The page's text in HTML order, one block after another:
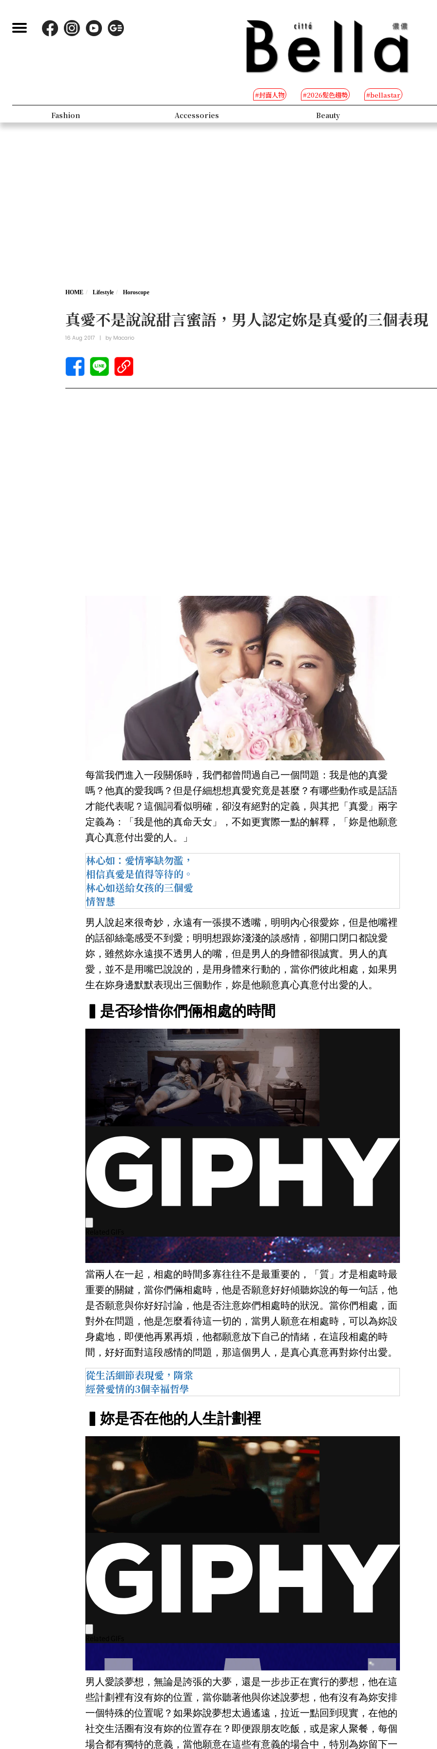
#封面人物 #2026髮色趨勢 #bellastar
Fashion Accessories Beauty
HOME Lifestyle Horoscope
真愛不是說說甜言蜜語，男人認定妳是真愛的三個表現
16 Aug 2017 | by Macario
每當我們進入一段關係時，我們都曾問過自己一個問題：我是他的真愛
嗎？他真的愛我嗎？但是仔細想想真愛究竟是甚麼？有哪些動作或是話語
才能代表呢？這個詞看似明確，卻沒有絕對的定義，與其把「真愛」兩字
定義為：「我是他的真命天女」，不如更實際一點的解釋，「妳是他願意
真心真意付出愛的人。」
林心如：愛情寧缺勿濫，
相信真愛是值得等待的。
林心如送給女孩的三個愛
情智慧
男人說起來很奇妙，永遠有一張摸不透嘴，明明內心很愛妳，但是他嘴裡
的話卻絲毫感受不到愛；明明想跟妳淺淺的談感情，卻開口閉口都說愛
妳，雖然妳永遠摸不透男人的嘴，但是男人的身體卻很誠實。男人的真
愛，並不是用嘴巴說說的，是用身體來行動的，當你們彼此相處，如果男
生在妳身邊默默表現出三個動作，妳是他願意真心真意付出愛的人。
▍是否珍惜你們倆相處的時間
當兩人在一起，相處的時間多寡往往不是最重要的，「質」才是相處時最
重要的關鍵，當你們倆相處時，他是否願意好好傾聽妳說的每一句話，他
是否願意與你好好討論，他是否注意妳們相處時的狀況。當你們相處，面
對外在問題，他是怎麼看待這一切的，當男人願意在相處時，可以為妳設
身處地，即便他再累再煩，他都願意放下自己的情緒，在這段相處的時
間，好好面對這段感情的問題，那這個男人，是真心真意再對妳付出愛。
從生活細節表現愛，隋棠
經營愛情的3個幸福哲學
▍妳是否在他的人生計劃裡
男人愛談夢想，無論是誇張的大夢，還是一步步正在實行的夢想，他在這
些計劃裡有沒有妳的位置，當你聽著他與你述說夢想，他有沒有為妳安排
一個特殊的位置呢？如果妳說夢想太過遙遠，拉近一點回到現實，在他的
社交生活圈有沒有妳的位置存在？即便跟朋友吃飯，或是家人聚餐，每個
場合都有獨特的意義，當他願意在這些有意義的場合中，特別為妳留下一